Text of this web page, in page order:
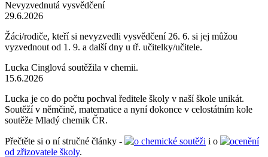
Nevyzvednutá vysvědčení
29.6.2026
Žáci/rodiče, kteří si nevyzvedli vysvědčení 26. 6. si jej můžou
vyzvednout od 1. 9. a další dny u tř. učitelky/učitele.
Lucka Cinglová soutěžila v chemii.
15.6.2026
Lucka je co do počtu pochval ředitele školy v naší škole unikát.
Soutěží v němčině, matematice a nyní dokonce v celostátním kole
soutěže Mladý chemik ČR.
Přečtěte si o ní stručné články - o chemické soutěži i o
ocenění
od zřizovatele školy.